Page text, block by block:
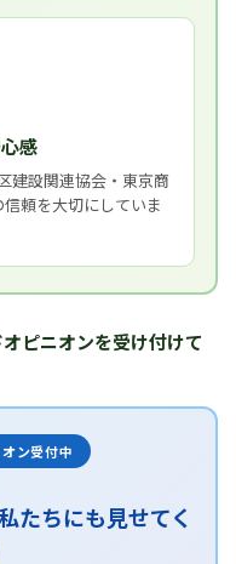
感
建設関連協会・東京商
頼を大切にしていま
ピニオンを受け付けて
ン受付中
たちにも見せてく